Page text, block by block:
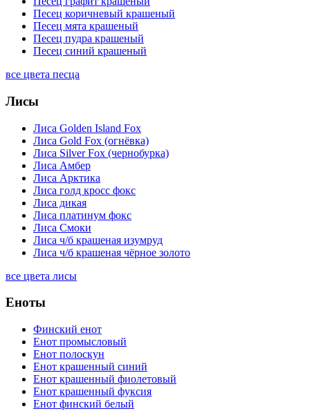
Песец коричневый крашеный
Песец мята крашеный
Песец пудра крашеный
Песец синий крашеный
все цвета песца
Лисы
Лиса Golden Island Fox
Лиса Gold Fox (огнёвка)
Лиса Silver Fox (чернобурка)
Лиса Амбер
Лиса Арктика
Лиса голд кросс фокс
Лиса дикая
Лиса платинум фокс
Лиса Смоки
Лиса ч/б крашеная изумруд
Лиса ч/б крашеная чёрное золото
все цвета лисы
Еноты
Финский енот
Енот промысловый
Енот полоскун
Енот крашенный синий
Енот крашенный фиолетовый
Енот крашенный фуксия
Енот финский белый